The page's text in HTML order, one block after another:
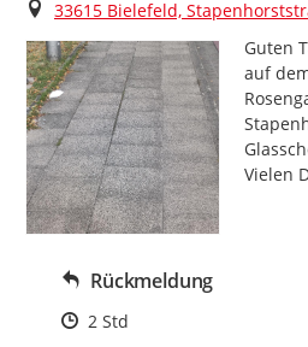
Ort
33615 Bielefeld,
Guten
auf
Vielen
Rückmeldung
Zeitpunkt des Erstellens
2 Std